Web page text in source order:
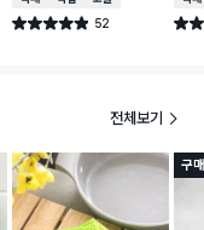
별점 4.9점 52
건 작성 별점
전체보기
구